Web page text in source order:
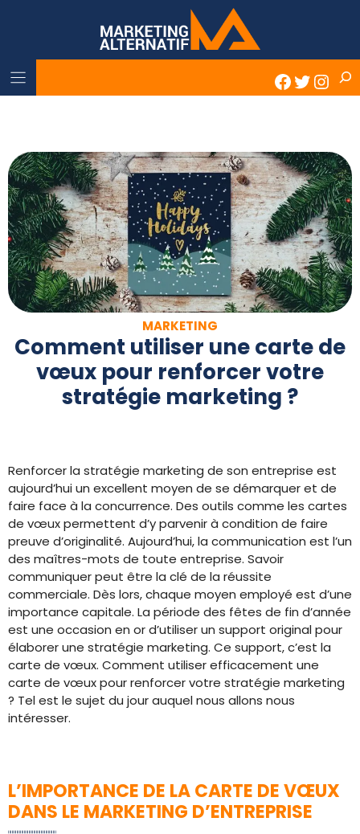
Twitter
MARKETING
Comment utiliser une carte de
vœux pour renforcer votre
stratégie marketing ?
Renforcer la stratégie marketing de son entreprise est
aujourd’hui un excellent moyen de se démarquer et de
faire face à la concurrence. Des outils comme les cartes
de vœux permettent d’y parvenir à condition de faire
preuve d’originalité. Aujourd’hui, la communication est l’un
des maîtres-mots de toute entreprise. Savoir
communiquer peut être la clé de la réussite
commerciale. Dès lors, chaque moyen employé est d’une
importance capitale. La période des fêtes de fin d’année
est une occasion en or d’utiliser un support original pour
élaborer une stratégie marketing. Ce support, c’est la
carte de vœux. Comment utiliser efficacement une
carte de vœux pour renforcer votre stratégie marketing
? Tel est le sujet du jour auquel nous allons nous
intéresser.
L’IMPORTANCE DE LA CARTE DE VŒUX
DANS LE MARKETING D’ENTREPRISE